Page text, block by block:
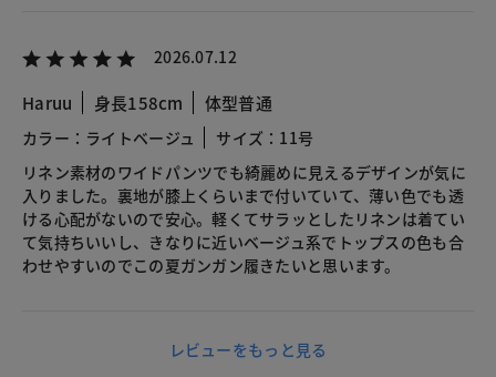
2026.07.12
Haruu 身長158cm 体型普通
カラー：ライトベージュ
サイズ：11号
リネン素材のワイドパンツでも綺麗めに見えるデザインが気に
入りました。裏地が膝上くらいまで付いていて、薄い色でも透
ける心配がないので安心。軽くてサラッとしたリネンは着てい
て気持ちいいし、きなりに近いベージュ系でトップスの色も合
わせやすいのでこの夏ガンガン履きたいと思います。
レビューをもっと見る